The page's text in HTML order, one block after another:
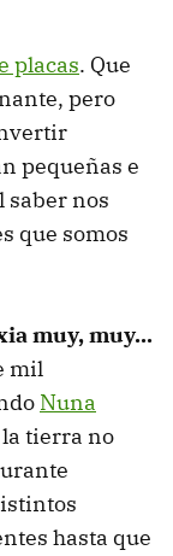
placas. Que
pero
pequeñas e
nos
que somos
muy, muy...
mil
Nuna
tierra no
hasta que